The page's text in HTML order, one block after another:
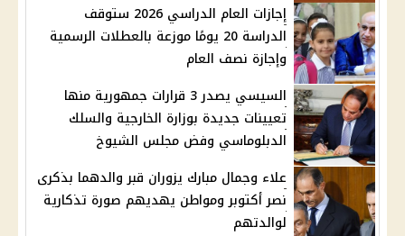
إجازات العام الدراسي 2026 ستوقف
الدراسة 20 يومًا موزعة بالعطلات الرسمية
وإجازة نصف العام
السيسي يصدر 3 قرارات جمهورية منها
تعيينات جديدة بوزارة الخارجية والسلك
الدبلوماسي وفض مجلس الشيوخ
علاء وجمال مبارك يزوران قبر والدهما بذكرى
نصر أكتوبر ومواطن يهديهم صورة تذكارية
لوالدتهم